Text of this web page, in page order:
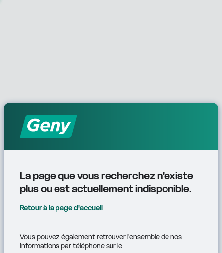
La page que vous recherchez n'existe
plus ou est actuellement indisponible.
Retour à la page d'accueil
Vous pouvez également retrouver l'ensemble de nos
informations par téléphone sur le